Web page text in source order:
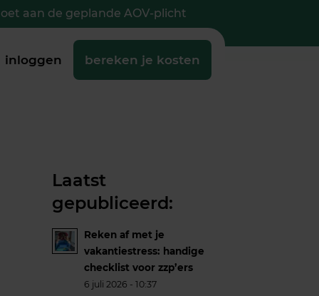
aan de geplande AOV-plicht
inloggen bereken je kosten
Laatst
gepubliceerd:
Reken af met je
vakantiestress: handige
checklist voor zzp’ers
6 juli 2026 - 10:37